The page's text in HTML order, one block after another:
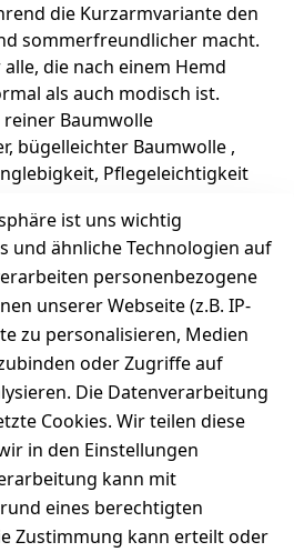
die Kurzarmvariante den
sommerfreundlicher macht.
die nach einem Hemd
als auch modisch ist.
Baumwolle
bügelleichter Baumwolle ,
Pflegeleichtigkeit
und gleichzeitig für
zahlreichen Wäschen
ist uns wichtig
und ähnliche Technologien auf
personenbezogene
unserer Webseite (z.B. IP-
zu personalisieren, Medien
oder Zugriffe auf
Die Datenverarbeitung
Cookies. Wir teilen diese
in den Einstellungen
kann mit
eines berechtigten
Zustimmung kann erteilt oder